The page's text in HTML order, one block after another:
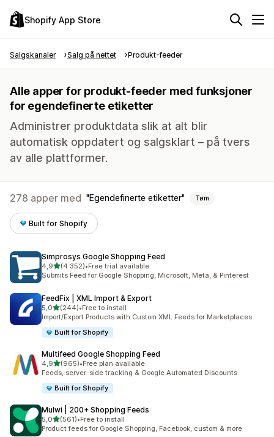
Shopify App Store
Salgskanaler Salg på nettet Produkt-feeder
Alle apper for produkt-feeder med funksjoner
for egendefinerte etiketter
Administrer produktdata slik at alt blir
automatisk oppdatert og salgsklart – på tvers
av alle plattformer.
278 apper med Egendefinerte etiketter Tøm
Built for Shopify
Simprosys Google Shopping Feed
4,9av 5 stjerner
(4 352)
Totalt 4352 omtaler
•Free trial available
Submits Feed for Google Shopping, Microsoft, Meta, & Pinterest
FeedFix | XML Import & Export
5,0av 5 stjerner
(244)
Totalt 244 omtaler
•Free to install
Import/Export Products with Custom XML Feeds for Marketplaces
Built for Shopify
Multifeed Google Shopping Feed
4,9av 5 stjerner
(965)
Totalt 965 omtaler
•Free plan available
Feeds, server-side tracking & Google Automated Discounts
Built for Shopify
Mulwi | 200+ Shopping Feeds
5,0av 5 stjerner
(561)
Totalt 561 omtaler
•Free to install
Product feeds for Google Shopping, Facebook, custom & more